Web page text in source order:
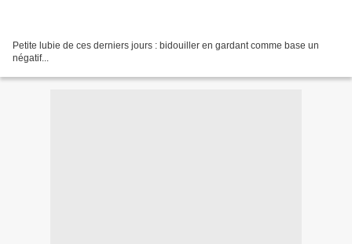
Petite lubie de ces derniers jours : bidouiller en gardant comme base un
négatif...